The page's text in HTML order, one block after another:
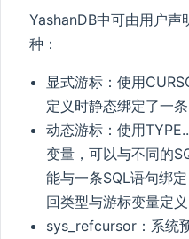
YashanDB中可由用户声
种：
显式游标：使用
定义时静态绑定了一
动态游标：使用
变量，可以与不同的
能与一条SQL语句绑
回类型与游标变量定
sys_refcursor：系统